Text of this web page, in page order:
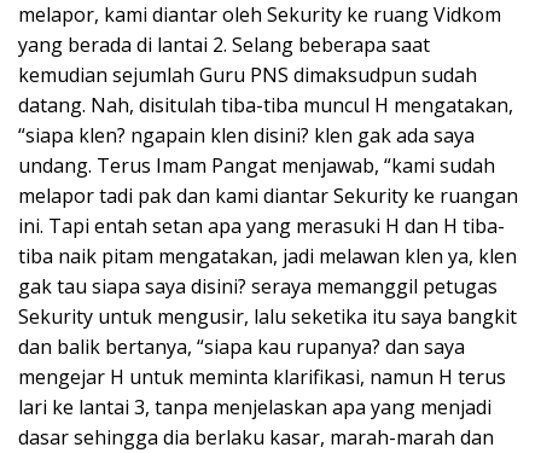
melapor, kami diantar oleh Sekurity ke ruang Vidkom
yang berada di lantai 2. Selang beberapa saat
kemudian sejumlah Guru PNS dimaksudpun sudah
datang. Nah, disitulah tiba-tiba muncul H mengatakan,
“siapa klen? ngapain klen disini? klen gak ada saya
undang. Terus Imam Pangat menjawab, “kami sudah
melapor tadi pak dan kami diantar Sekurity ke ruangan
ini. Tapi entah setan apa yang merasuki H dan H tiba-
tiba naik pitam mengatakan, jadi melawan klen ya, klen
gak tau siapa saya disini? seraya memanggil petugas
Sekurity untuk mengusir, lalu seketika itu saya bangkit
dan balik bertanya, “siapa kau rupanya? dan saya
mengejar H untuk meminta klarifikasi, namun H terus
lari ke lantai 3, tanpa menjelaskan apa yang menjadi
dasar sehingga dia berlaku kasar, marah-marah dan